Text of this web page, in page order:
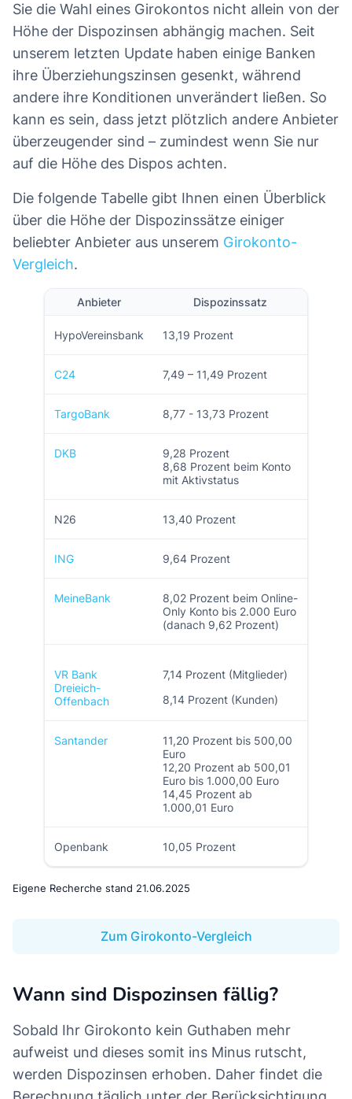
Sie die Wahl eines Girokontos nicht allein von der
Höhe der Dispozinsen abhängig machen. Seit
unserem letzten Update haben einige Banken
ihre Überziehungszinsen gesenkt, während
andere ihre Konditionen unverändert ließen. So
kann es sein, dass jetzt plötzlich andere Anbieter
überzeugender sind – zumindest wenn Sie nur
auf die Höhe des Dispos achten.
Die folgende Tabelle gibt Ihnen einen Überblick
über die Höhe der Dispozinssätze einiger
beliebter Anbieter aus unserem Girokonto-
Vergleich.
Anbieter Dispozinssatz
HypoVereinsbank 13,19 Prozent
C24 7,49 – 11,49 Prozent
TargoBank 8,77 - 13,73 Prozent
DKB
9,28 Prozent
8,68 Prozent beim Konto
mit Aktivstatus
N26 13,40 Prozent
ING 9,64 Prozent
MeineBank
8,02 Prozent beim Online-
Only Konto bis 2.000 Euro
(danach 9,62 Prozent)
VR Bank
Dreieich-
Offenbach
7,14 Prozent (Mitglieder)
8,14 Prozent (Kunden)
Santander
11,20 Prozent bis 500,00
Euro
12,20 Prozent ab 500,01
Euro bis 1.000,00 Euro
14,45 Prozent ab
1.000,01 Euro
Openbank 10,05 Prozent
Eigene Recherche stand 21.06.2025
Zum Girokonto-Vergleich
Wann sind Dispozinsen fällig?
Sobald Ihr Girokonto kein Guthaben mehr
aufweist und dieses somit ins Minus rutscht,
werden Dispozinsen erhoben. Daher findet die